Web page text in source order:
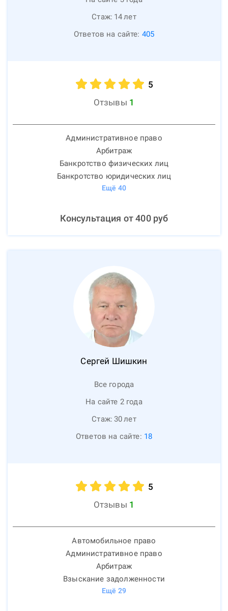
Стаж: 14лет
Ответов на сайте: 405
5
Отзывы 1
Административное право
Арбитраж
Банкротство физических лиц
Банкротство юридических лиц
Ещё 40
Консультация от400руб
Сергей Шишкин
Все города
На сайте 2 года
Стаж: 30лет
Ответов на сайте: 18
5
Отзывы 1
Автомобильное право
Административное право
Арбитраж
Взыскание задолженности
Ещё 29